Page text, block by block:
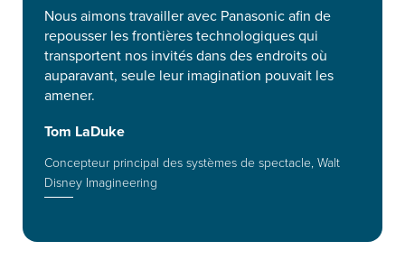
Nous aimons travailler avec Panasonic afin de
repousser les frontières technologiques qui
transportent nos invités dans des endroits où
auparavant, seule leur imagination pouvait les
amener.
Tom LaDuke
Concepteur principal des systèmes de spectacle, Walt
Disney Imagineering